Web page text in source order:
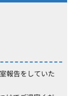
報告をしていた